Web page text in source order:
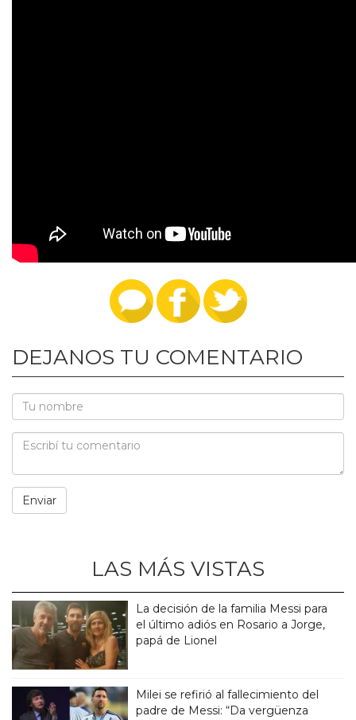
DEJANOS TU COMENTARIO
LAS MÁS VISTAS
La decisión de la familia Messi para
el último adiós en Rosario a Jorge,
papá de Lionel
Milei se refirió al fallecimiento del
padre de Messi: “Da vergüenza